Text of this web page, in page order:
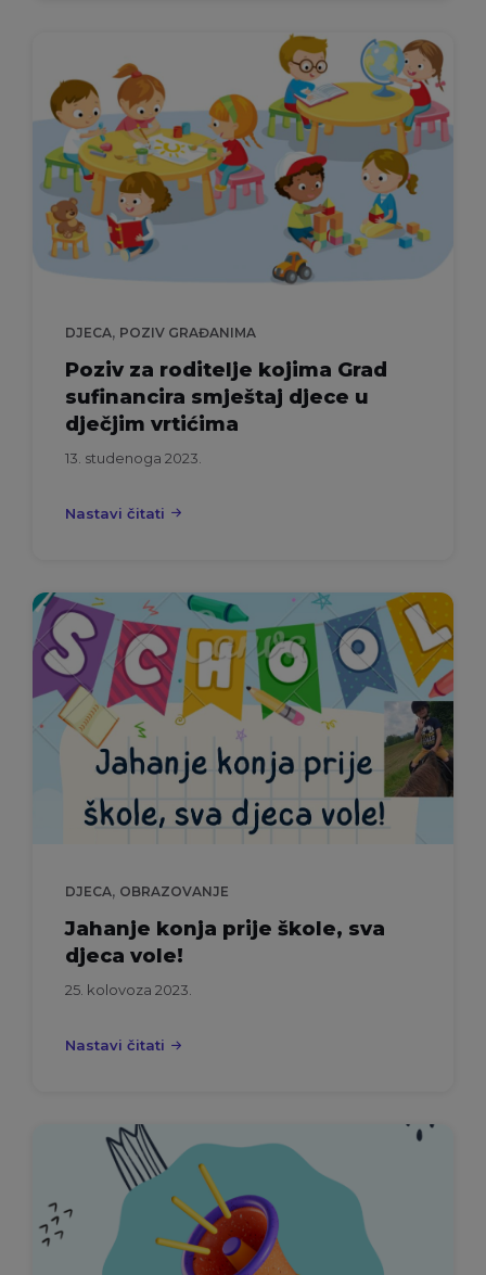
DJECA, POZIV GRAĐANIMA
Poziv za roditelje kojima Grad
sufinancira smještaj djece u
dječjim vrtićima
13. studenoga 2023.
Nastavi čitati
DJECA, OBRAZOVANJE
Jahanje konja prije škole, sva
djeca vole!
25. kolovoza 2023.
Nastavi čitati